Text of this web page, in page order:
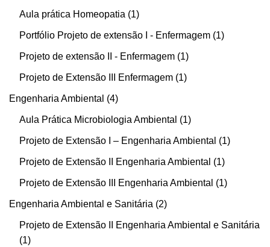
Aula prática Homeopatia 1
Portfólio Projeto de extensão I - Enfermagem 1
Projeto de extensão II - Enfermagem 1
Projeto de Extensão III Enfermagem 1
Engenharia Ambiental 4
Aula Prática Microbiologia Ambiental 1
Projeto de Extensão I – Engenharia Ambiental 1
Projeto de Extensão II Engenharia Ambiental 1
Projeto de Extensão III Engenharia Ambiental 1
Engenharia Ambiental e Sanitária 2
Projeto de Extensão II Engenharia Ambiental e Sanitária
1